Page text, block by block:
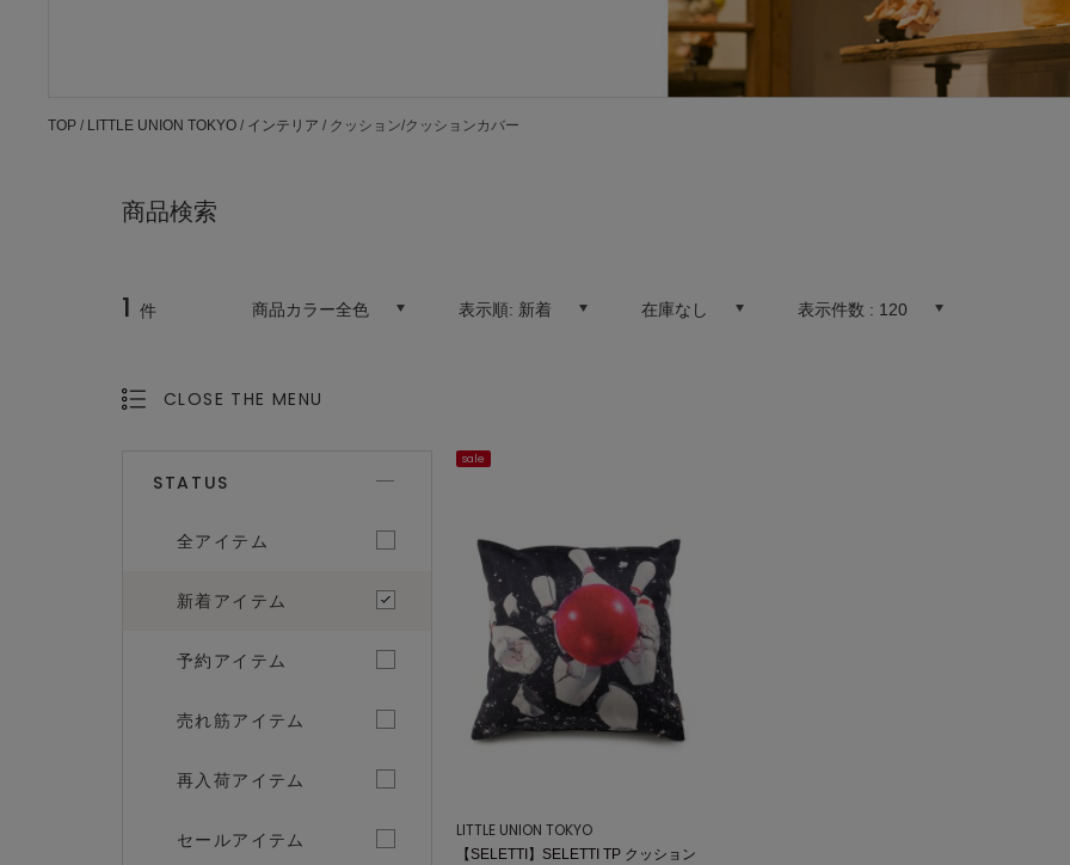
TOP / LITTLE UNION TOKYO / インテリア / クッション/クッションカバー
商品検索
1 件 商品カラー全色 表示順: 新着 在庫なし 表示件数 : 120
CLOSE THE MENU
STATUS
全アイテム
新着アイテム
予約アイテム
売れ筋アイテム
再入荷アイテム
セールアイテム
sale
LITTLE UNION TOKYO
【SELETTI】SELETTI TP クッション